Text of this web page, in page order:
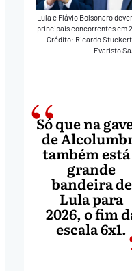
Lula e Flávio Bolsonaro
principais concorrentes em
Crédito: Ricardo
Evaristo
Só que na
de
também está
grande
bandeira de
Lula para
2026, o fim
escala 6x1.